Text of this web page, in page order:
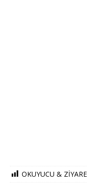
OKUYUCU &